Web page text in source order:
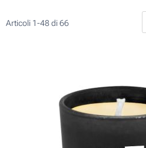
Articoli 1-48di66